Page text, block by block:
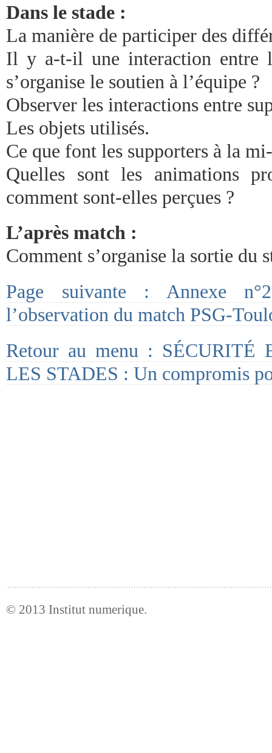
Dans le stade :
La manière de participer des
Il y a-t-il une interaction entre
s’organise le soutien à l’équipe ?
Observer les interactions entre
Les objets utilisés.
Ce que font les supporters à la
Quelles sont les animations
comment sont-elles perçues ?
L’après match :
Comment s’organise la sortie du
Page suivante : Annexe
l’observation du match PSG-
Retour au menu : SÉCURITÉ
LES STADES : Un compromis
© 2013 Institut numerique.